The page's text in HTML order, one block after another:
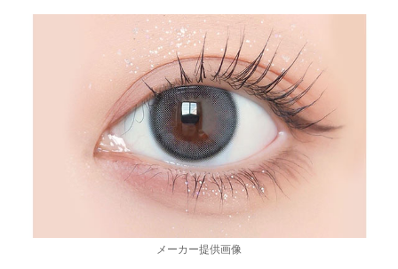
メーカー提供画像